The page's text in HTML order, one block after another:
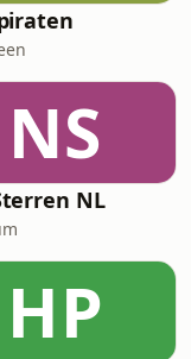
NS
NL
HP